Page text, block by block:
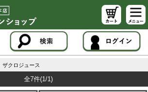
ザクロジュース
全7件(1/1)